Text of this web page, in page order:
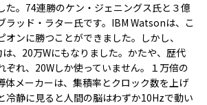
た。74連勝のケン・ジェニングス氏と３億
ラッド・ラター氏です。IBM Watsonは、こ
オンに勝つことができました。しかし、
、20万Wにもなりました。かたや、歴代
ぞれ、20Wしか使っていません。１万倍の
体メーカーは、集積率とクロック数を上げ
冷静に見ると人間の脳はわずか10Hzで動い